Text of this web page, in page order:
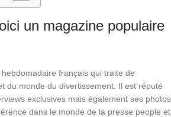
un magazine populaire
français qui traite de
du monde du divertissement. Il est réputé
exclusives mais également ses photos
dans le monde de la presse people et